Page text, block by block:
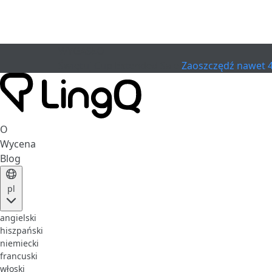
Zaoszczędź nawet
O
Wycena
Blog
pl
angielski
hiszpański
niemiecki
francuski
włoski